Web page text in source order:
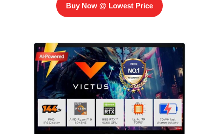
Buy Now @ Lowest Price